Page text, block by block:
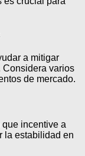
a mitigar
Considera varios
de mercado.
que incentive a
la estabilidad en